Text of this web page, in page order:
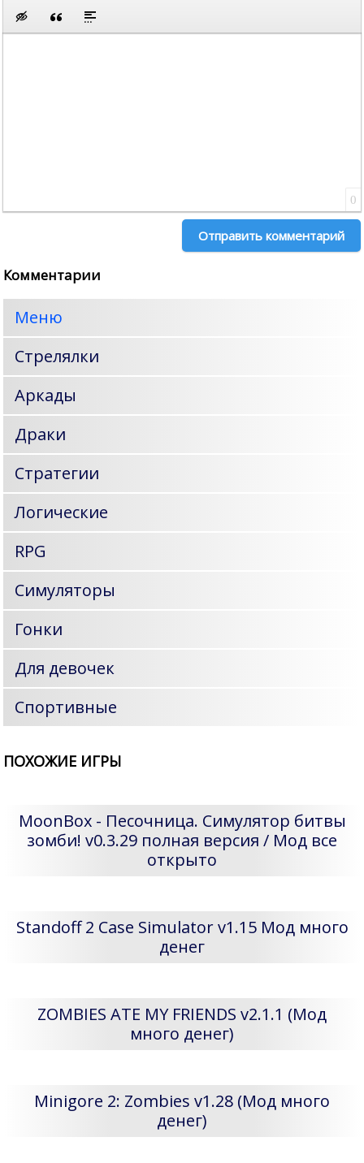
Полужирный Подчеркнутый
По правому краю
Вставка скрытого текста
Вставка цитаты
Вставка спойлера
0
Отправить комментарий
Комментарии
Меню
Стрелялки
Аркады
Драки
Стратегии
Логические
RPG
Симуляторы
Гонки
Для девочек
Спортивные
ПОХОЖИЕ ИГРЫ
MoonBox - Песочница. Симулятор битвы
зомби! v0.3.29 полная версия / Мод все
открыто
Standoff 2 Case Simulator v1.15 Мод много
денег
ZOMBIES ATE MY FRIENDS v2.1.1 (Мод
много денег)
Minigore 2: Zombies v1.28 (Мод много
денег)